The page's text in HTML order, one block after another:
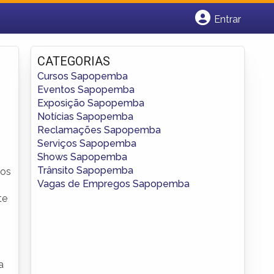
Entrar
Fazer login
Criar conta
CATEGORIAS
Cursos Sapopemba
Eventos Sapopemba
Exposição Sapopemba
Notícias Sapopemba
Reclamações Sapopemba
Serviços Sapopemba
Shows Sapopemba
Trânsito Sapopemba
Vagas de Empregos Sapopemba